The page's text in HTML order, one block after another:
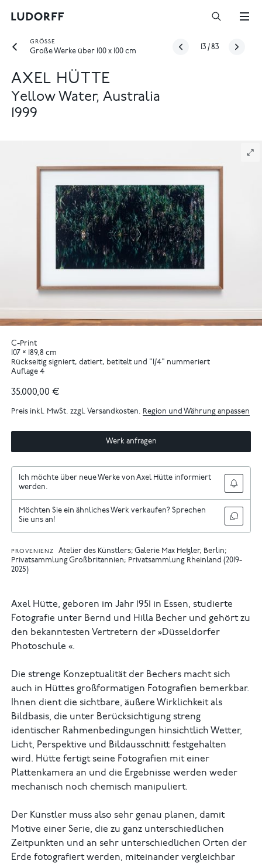
GRÖSSE
Große Werke über 100 x 100 cm
13 /83
AXEL HÜTTE
Yellow Water, Australia
1999
C-Print
107 × 189,8 cm
Rückseitig signiert, datiert, betitelt und "1/4" nummeriert
Auflage 4
35.000,00 €
Preis inkl. MwSt. zzgl. Versandkosten. Region und Währung anpassen
Werk anfragen
Ich möchte über neue Werke von Axel Hütte informiert
werden.
Möchten Sie ein ähnliches Werk verkaufen? Sprechen
Sie uns an!
PROVENIENZ
Atelier des Künstlers; Galerie Max Hetzler, Berlin;
Privatsammlung Großbritannien; Privatsammlung Rheinland (2019-
2025)
Axel Hütte, geboren im Jahr 1951 in Essen, studierte
Fotografie unter Bernd und Hilla Becher und gehört zu
den bekanntesten Vertretern der »Düsseldorfer
Photoschule «.
Die strenge Konzeptualität der Bechers macht sich
auch in Hüttes großformatigen Fotografien bemerkbar.
Ihnen dient die sichtbare, äußere Wirklichkeit als
Bildbasis, die unter Berücksichtigung streng
identischer Rahmenbedingungen hinsichtlich Wetter,
Licht, Perspektive und Bildausschnitt festgehalten
wird. Hütte fertigt seine Fotografien mit einer
Plattenkamera an und die Ergebnisse werden weder
mechanisch noch chemisch manipuliert.
Der Künstler muss also sehr genau planen, damit
Motive einer Serie, die zu ganz unterschiedlichen
Zeitpunkten und an sehr unterschiedlichen Orten der
Erde fotografiert werden, miteinander vergleichbar